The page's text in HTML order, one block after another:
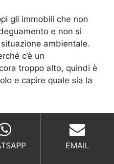
gli immobili che non
e non si
ambientale.
c’è un
troppo alto, quindi è
e capire quale sia la
verificati nel
dei bruschi
EMAIL